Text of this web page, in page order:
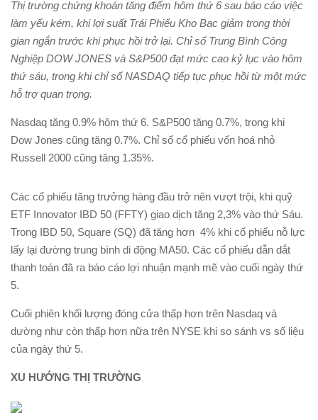
Thị trường chứng khoán tăng điểm hôm thứ 6 sau báo cáo việc
làm yếu kém, khi lợi suất Trái Phiếu Kho Bạc giảm trong thời
gian ngắn trước khi phục hồi trở lại. Chỉ số Trung Bình Công
Nghiệp DOW JONES và S&P500 đạt mức cao kỷ lục vào hôm
thứ sáu, trong khi chỉ số NASDAQ tiếp tục phục hồi từ một mức
hỗ trợ quan trọng.
Nasdaq tăng 0.9% hôm thứ 6. S&P500 tăng 0.7%, trong khi
Dow Jones cũng tăng 0.7%. Chỉ số cổ phiếu vốn hoá nhỏ
Russell 2000 cũng tăng 1.35%.
Các cổ phiếu tăng trưởng hàng đầu trở nên vượt trội, khi quỹ
ETF Innovator IBD 50 (FFTY) giao dịch tăng 2,3% vào thứ Sáu.
Trong IBD 50, Square (SQ) đã tăng hơn 4% khi cổ phiếu nỗ lực
lấy lại đường trung bình di động MA50. Các cổ phiếu dẫn dắt
thanh toán đã ra báo cáo lợi nhuận mạnh mẽ vào cuối ngày thứ
5.
Cuối phiên khối lượng đóng cửa thấp hơn trên Nasdaq và
dường như còn thấp hơn nữa trên NYSE khi so sánh vs số liệu
của ngày thứ 5.
XU HƯỚNG THỊ TRƯỜNG